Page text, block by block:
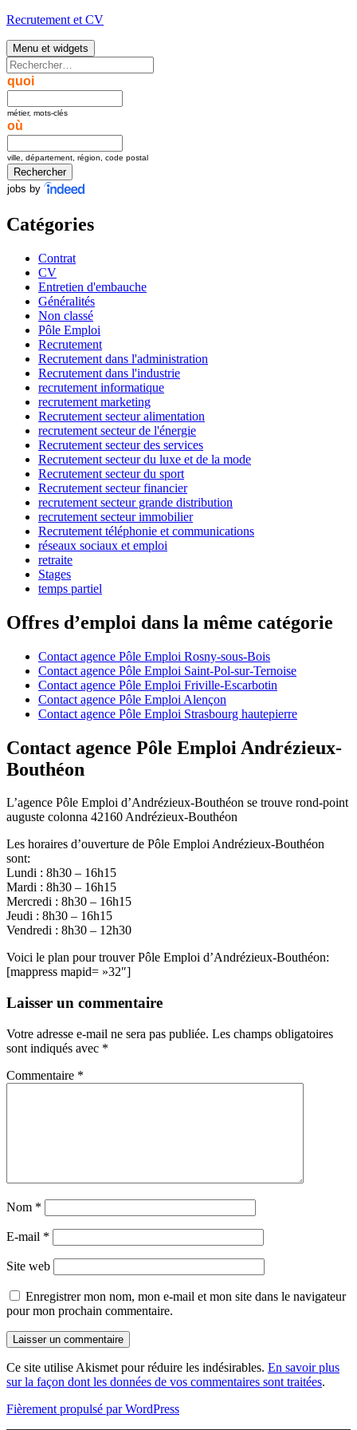
Aller
contenu
Recrutement et CV
Menu et widgets
Rechercher :
quoi
métier, mots-clés
où
ville, département, région, code postal
jobs by
Catégories
Contrat
CV
Entretien d'embauche
Généralités
Non classé
Pôle Emploi
Recrutement
Recrutement dans l'administration
Recrutement dans l'industrie
recrutement informatique
recrutement marketing
Recrutement secteur alimentation
recrutement secteur de l'énergie
Recrutement secteur des services
Recrutement secteur du luxe et de la mode
Recrutement secteur du sport
Recrutement secteur financier
recrutement secteur grande distribution
recrutement secteur immobilier
Recrutement téléphonie et communications
réseaux sociaux et emploi
retraite
Stages
temps partiel
Offres d’emploi dans la même catégorie
Contact agence Pôle Emploi Rosny-sous-Bois
Contact agence Pôle Emploi Saint-Pol-sur-Ternoise
Contact agence Pôle Emploi Friville-Escarbotin
Contact agence Pôle Emploi Alençon
Contact agence Pôle Emploi Strasbourg hautepierre
Contact agence Pôle Emploi Andrézieux-
Bouthéon
L’agence Pôle Emploi d’Andrézieux-Bouthéon se trouve rond-point
auguste colonna 42160 Andrézieux-Bouthéon
Les horaires d’ouverture de Pôle Emploi Andrézieux-Bouthéon
sont:
Lundi : 8h30 – 16h15
Mardi : 8h30 – 16h15
Mercredi : 8h30 – 16h15
Jeudi : 8h30 – 16h15
Vendredi : 8h30 – 12h30
Voici le plan pour trouver Pôle Emploi d’Andrézieux-Bouthéon:
[mappress mapid= »32″]
Laisser un commentaire
Votre adresse e-mail ne sera pas publiée. Les champs obligatoires
sont indiqués avec *
Commentaire *
Nom *
E-mail *
Site web
Enregistrer mon nom, mon e-mail et mon site dans le navigateur
pour mon prochain commentaire.
Ce site utilise Akismet pour réduire les indésirables. En savoir plus
sur la façon dont les données de vos commentaires sont traitées.
Fièrement propulsé par WordPress